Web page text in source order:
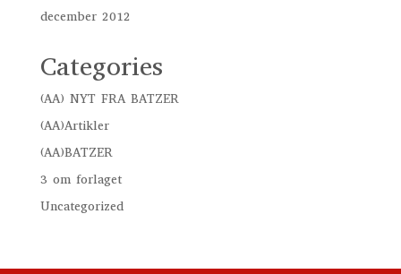
december 2012
Categories
(AA) NYT FRA BATZER
(AA)Artikler
(AA)BATZER
3 om forlaget
Uncategorized